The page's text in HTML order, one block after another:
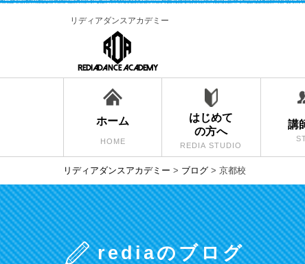
リディアダンスアカデミー
ホーム
HOME
はじめて
の方へ
REDIA STUDIO
講
リディアダンスアカデミー > ブログ > 京都校
rediaのブログ